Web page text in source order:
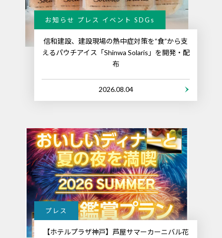
お知らせ プレス イベント SDGs
信和建設、建設現場の熱中症対策を“食”から支
えるパウチアイス「Shinwa Solaris」を開発・配
布
2026.08.04
プレス
【ホテルプラザ神戸】芦屋サマーカーニバル花